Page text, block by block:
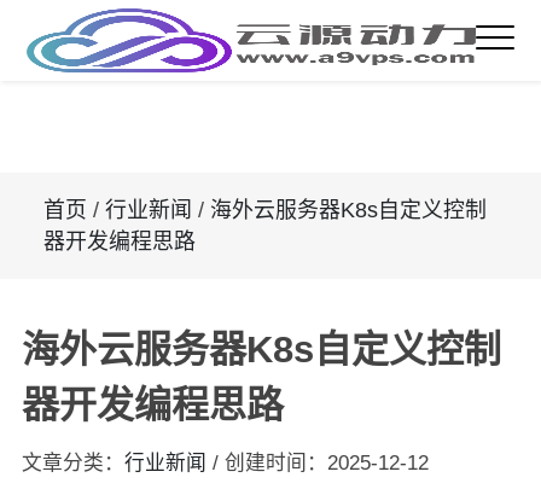
首页 / 行业新闻 / 海外云服务器K8s自定义控制
器开发编程思路
海外云服务器K8s自定义控制
器开发编程思路
文章分类： 行业新闻 / 创建时间： 2025-12-12